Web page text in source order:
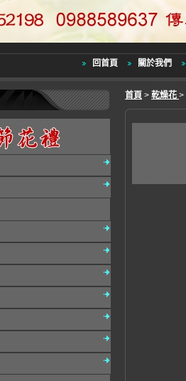
回首頁 關於我們
首頁 > 乾燥花 >